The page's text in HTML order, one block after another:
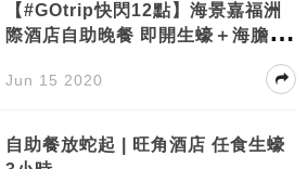
【#GOtrip快閃12點】海景嘉福洲
際酒店自助晚餐 即開生蠔＋海膽主
Jun 15 2020
自助餐放蛇起 | 旺角酒店 任食生蠔